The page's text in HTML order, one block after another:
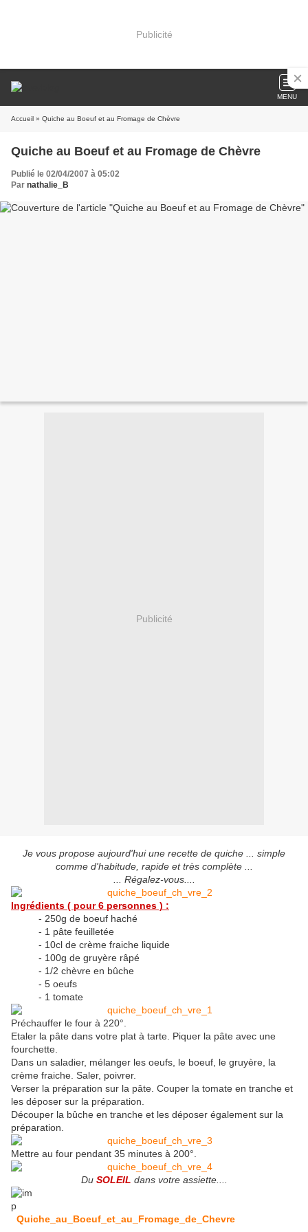
Publicité
MENU
Accueil » Quiche au Boeuf et au Fromage de Chèvre
Quiche au Boeuf et au Fromage de Chèvre
Publié le 02/04/2007 à 05:02
Par nathalie_B
Publicité
Je vous propose aujourd'hui une recette de quiche ... simple
comme d'habitude, rapide et très complète ...
... Régalez-vous....
Ingrédients ( pour 6 personnes ) :
- 250g de boeuf haché
- 1 pâte feuilletée
- 10cl de crème fraiche liquide
- 100g de gruyère râpé
- 1/2 chèvre en bûche
- 5 oeufs
- 1 tomate
Préchauffer le four à 220°.
Etaler la pâte dans votre plat à tarte. Piquer la pâte avec une
fourchette.
Dans un saladier, mélanger les oeufs, le boeuf, le gruyère, la
crème fraiche. Saler, poivrer.
Verser la préparation sur la pâte. Couper la tomate en tranche et
les déposer sur la préparation.
Découper la bûche en tranche et les déposer également sur la
préparation.
Mettre au four pendant 35 minutes à 200°.
Du SOLEIL dans votre assiette....
Quiche_au_Boeuf_et_au_Fromage_de_Chevre